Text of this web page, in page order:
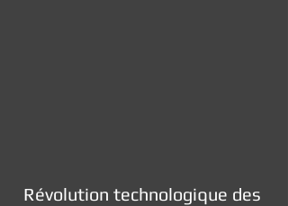
Révolution technologique des